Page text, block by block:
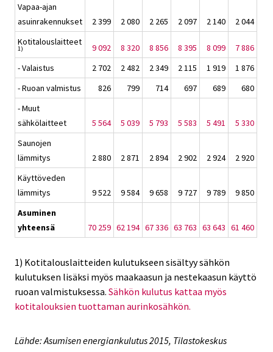
Vapaa-ajan
asuinrakennukset
2 399 2 080 2 265 2 097 2 140
2 044
Kotitalouslaitteet
1) 9 092 8 320 8 856 8 395 8 099
7 886
- Valaistus
2 702 2 482 2 349 2 115 1 919
1 876
- Ruoan valmistus
826 799 714 697 689
680
- Muut
sähkölaitteet
5 564 5 039 5 793 5 583 5 491
5 330
Saunojen
lämmitys
2 880 2 871 2 894 2 902 2 924
2 920
Käyttöveden
lämmitys
9 522 9 584 9 658 9 727 9 789
9 850
Asuminen
yhteensä
70 259 62 194 67 336 63 763 63 643 61 460
1) Kotitalouslaitteiden kulutukseen sisältyy sähkön
kulutuksen lisäksi myös maakaasun ja nestekaasun käyttö
ruoan valmistuksessa. Sähkön kulutus kattaa myös
kotitalouksien tuottaman aurinkosähkön.
Lähde: Asumisen energiankulutus 2015, Tilastokeskus